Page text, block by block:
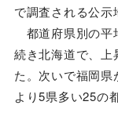
で調査される公示
都道府県別の平
続き北海道で、上
た。次いで福岡
より5県多い25の